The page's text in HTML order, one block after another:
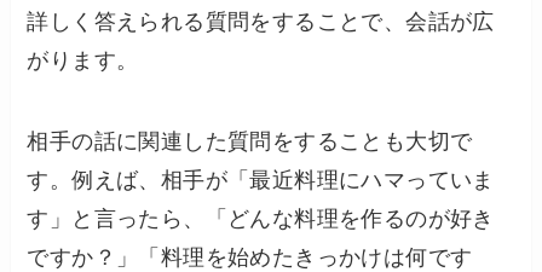
詳しく答えられる質問をすることで、会話が広
がります。
相手の話に関連した質問をすることも大切で
す。例えば、相手が「最近料理にハマっていま
す」と言ったら、「どんな料理を作るのが好き
ですか？」「料理を始めたきっかけは何です